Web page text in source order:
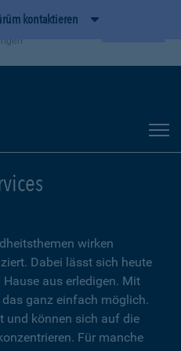
kontaktieren
wirken
Dabei lässt sich heute
aus erledigen. Mit
das ganz einfach möglich.
und können sich auf die
Für manche